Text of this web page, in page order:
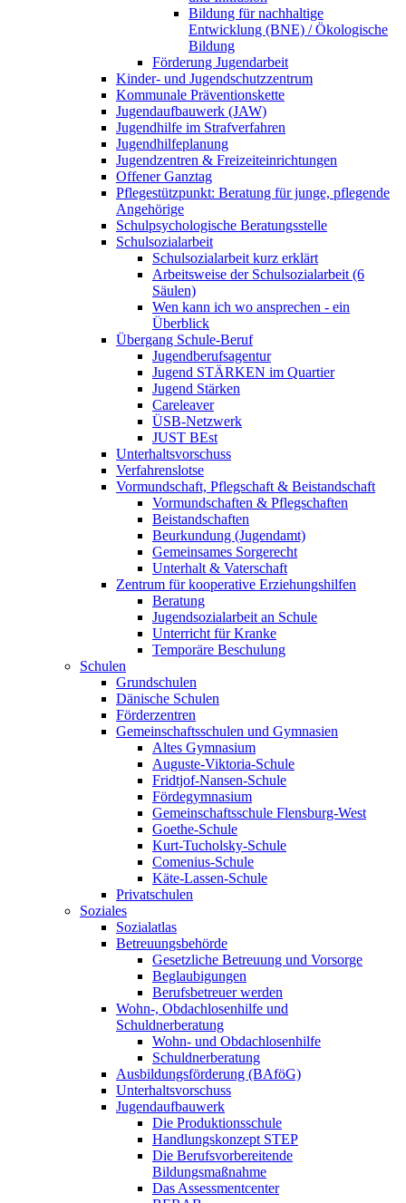
Bildung für nachhaltige
Entwicklung (BNE) / Ökologische
Bildung
Förderung Jugendarbeit
Kinder- und Jugendschutzzentrum
Kommunale Präventionskette
Jugendaufbauwerk (JAW)
Jugendhilfe im Strafverfahren
Jugendhilfeplanung
Jugendzentren & Freizeiteinrichtungen
Offener Ganztag
Pflegestützpunkt: Beratung für junge, pflegende
Angehörige
Schulpsychologische Beratungsstelle
Schulsozialarbeit
Schulsozialarbeit kurz erklärt
Arbeitsweise der Schulsozialarbeit (6
Säulen)
Wen kann ich wo ansprechen - ein
Überblick
Übergang Schule-Beruf
Jugendberufsagentur
Jugend STÄRKEN im Quartier
Jugend Stärken
Careleaver
ÜSB-Netzwerk
JUST BEst
Unterhaltsvorschuss
Verfahrenslotse
Vormundschaft, Pflegschaft & Beistandschaft
Vormundschaften & Pflegschaften
Beistandschaften
Beurkundung (Jugendamt)
Gemeinsames Sorgerecht
Unterhalt & Vaterschaft
Zentrum für kooperative Erziehungshilfen
Beratung
Jugendsozialarbeit an Schule
Unterricht für Kranke
Temporäre Beschulung
Schulen
Grundschulen
Dänische Schulen
Förderzentren
Gemeinschaftsschulen und Gymnasien
Altes Gymnasium
Auguste-Viktoria-Schule
Fridtjof-Nansen-Schule
Fördegymnasium
Gemeinschaftsschule Flensburg-West
Goethe-Schule
Kurt-Tucholsky-Schule
Comenius-Schule
Käte-Lassen-Schule
Privatschulen
Soziales
Sozialatlas
Betreuungsbehörde
Gesetzliche Betreuung und Vorsorge
Beglaubigungen
Berufsbetreuer werden
Wohn-, Obdachlosenhilfe und
Schuldnerberatung
Wohn- und Obdachlosenhilfe
Schuldnerberatung
Ausbildungsförderung (BAföG)
Unterhaltsvorschuss
Jugendaufbauwerk
Die Produktionsschule
Handlungskonzept STEP
Die Berufsvorbereitende
Bildungsmaßnahme
Das Assessmentcenter